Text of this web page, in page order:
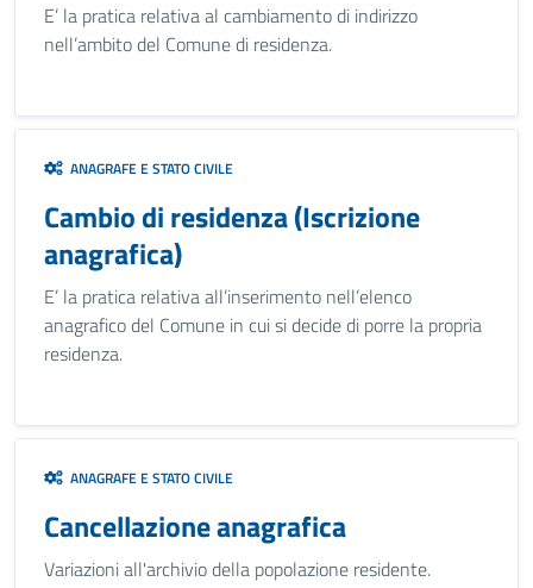
E’ la pratica relativa al cambiamento di indirizzo
nell’ambito del Comune di residenza.
ANAGRAFE E STATO CIVILE
Cambio di residenza (Iscrizione
anagrafica)
E’ la pratica relativa all’inserimento nell’elenco
anagrafico del Comune in cui si decide di porre la propria
residenza.
ANAGRAFE E STATO CIVILE
Cancellazione anagrafica
Variazioni all'archivio della popolazione residente.